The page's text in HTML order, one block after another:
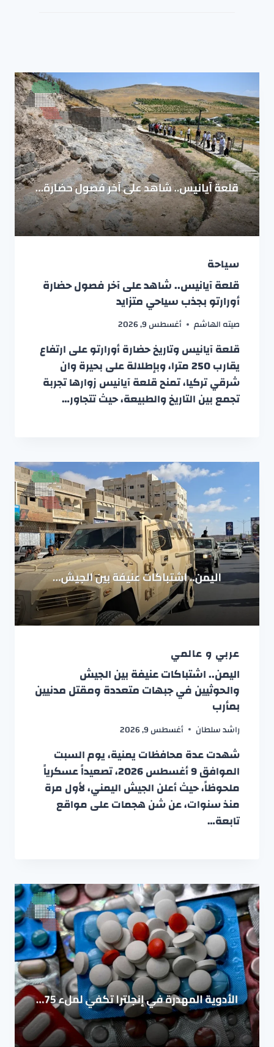
سياحة
قلعة آيانيس.. شاهد على آخر فصول حضارة
أورارتو بجذب سياحي متزايد
صيته الهاشم أغسطس 9, 2026
قلعة آيانيس وتاريخ حضارة أورارتو على ارتفاع
يقارب 250 مترا، وبإطلالة على بحيرة وان
شرقي تركيا، تمنح قلعة آيانيس زوارها تجربة
تجمع بين التاريخ والطبيعة، حيث تتجاور…
عربي و عالمي
اليمن.. اشتباكات عنيفة بين الجيش
والحوثيين في جبهات متعددة ومقتل مدنيين
بمأرب
راشد سلطان أغسطس 9, 2026
شهدت عدة محافظات يمنية، يوم السبت
الموافق 9 أغسطس 2026، تصعيداً عسكرياً
ملحوظاً، حيث أعلن الجيش اليمني، لأول مرة
منذ سنوات، عن شن هجمات على مواقع
تابعة…